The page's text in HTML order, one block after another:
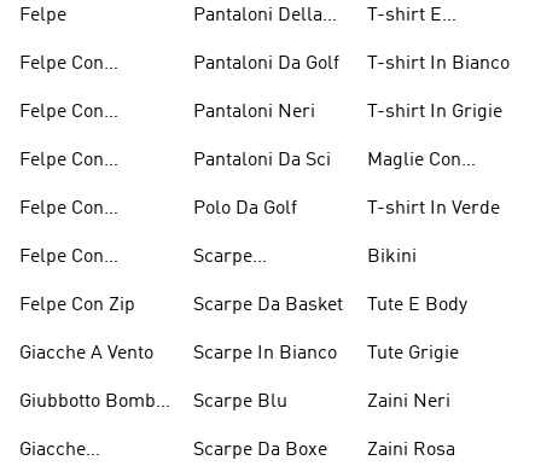
Felpe
Felpe Con
Bordeaux
Felpe Con
Felpe Con
Felpe Con
Felpe Con
Felpe Con Zip
Giacche A Vento
Giubbotto Bomber
Imbottiti
Giacche
Pantaloni Della
Pantaloni Da Golf
Pantaloni Neri
Pantaloni Da Sci
Polo Da Golf
Scarpe
Scarpe Da Basket
Scarpe In Bianco
Scarpe Blu
Scarpe Da Boxe
T-shirt E
Arancioni
T-shirt In Bianco
T-shirt In Grigie
Maglie Con
T-shirt In Verde
Bikini
Tute E Body
Tute Grigie
Zaini Neri
Zaini Rosa